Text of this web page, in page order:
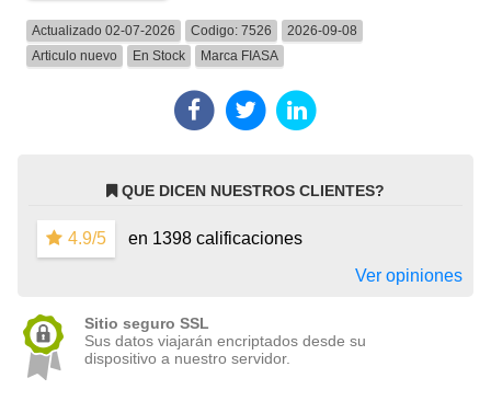
Actualizado 02-07-2026 Codigo:7526
2026-09-08
Articulo nuevo
En Stock Marca FIASA
QUE DICEN NUESTROS CLIENTES?
4.9/5
en 1398 calificaciones
Ver opiniones
Sitio seguro SSL
Sus datos viajarán encriptados desde su
dispositivo a nuestro servidor.